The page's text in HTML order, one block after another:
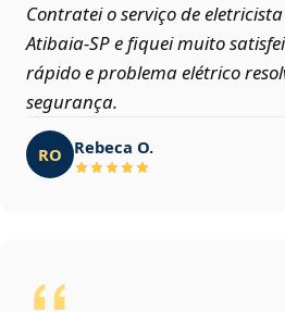
Contratei o serviço de
Atibaia‑SP e fiquei muito
rápido e problema elétrico
segurança.
RO Rebeca O.